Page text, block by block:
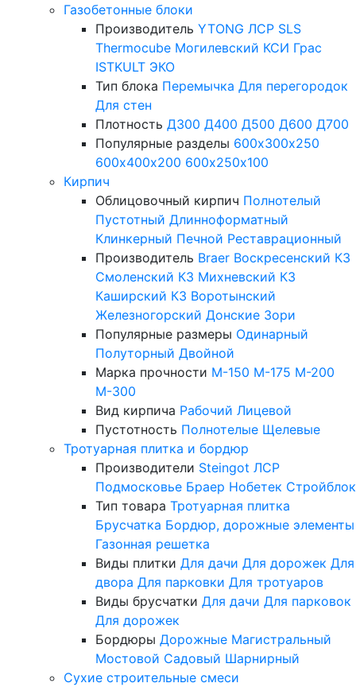
Газобетонные блоки
Производитель YTONG ЛСР SLS
Thermocube Могилевский КСИ Грас
ISTKULT ЭКО
Тип блока Перемычка Для перегородок
Для стен
Плотность Д300 Д400 Д500 Д600 Д700
Популярные разделы 600х300х250
600х400х200 600х250х100
Кирпич
Облицовочный кирпич Полнотелый
Пустотный Длинноформатный
Клинкерный Печной Реставрационный
Производитель Braer Воскресенский КЗ
Смоленский КЗ Михневский КЗ
Каширский КЗ Воротынский
Железногорский Донские Зори
Популярные размеры Одинарный
Полуторный Двойной
Марка прочности М-150 М-175 М-200
М-300
Вид кирпича Рабочий Лицевой
Пустотность Полнотелые Щелевые
Тротуарная плитка и бордюр
Производители Steingot ЛСР
Подмосковье Браер Нобетек Стройблок
Тип товара Тротуарная плитка
Брусчатка Бордюр, дорожные элементы
Газонная решетка
Виды плитки Для дачи Для дорожек Для
двора Для парковки Для тротуаров
Виды брусчатки Для дачи Для парковок
Для дорожек
Бордюры Дорожные Магистральный
Мостовой Садовый Шарнирный
Сухие строительные смеси